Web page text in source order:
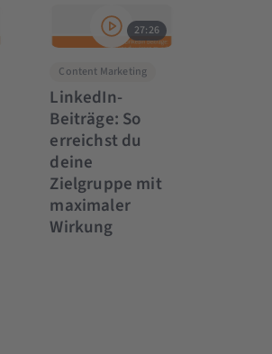
27:26
Content Marketing
LinkedIn-
Beiträge: So
erreichst du
deine
Zielgruppe mit
maximaler
Wirkung